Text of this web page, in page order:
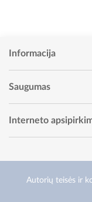
Informacija
Saugumas
Interneto
Autorių teisės ir